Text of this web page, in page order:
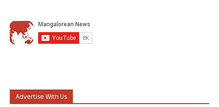
Advertise With Us